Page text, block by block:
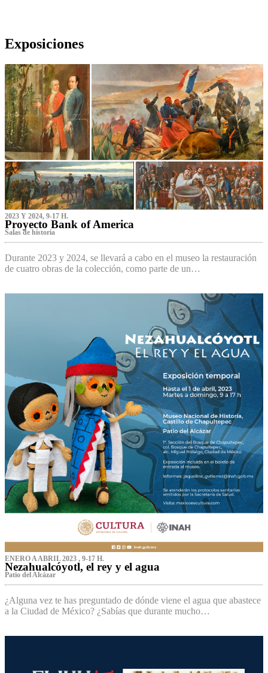
Exposiciones
2023 Y 2024, 9-17 H.
Proyecto Bank of America
S‌alas de historia
Durante 2023 y 2024, se llevará a cabo en el museo la restauración
de cuatro obras de la colección, como parte de un…
ENERO A ABRIL 2023 , 9-17 H.
Nezahualcóyotl, el rey y el agua
Patio del Alcázar
¿Alguna vez te has preguntado de dónde viene el agua que abastece
a la Ciudad de México? ¿Sabías que durante mucho…